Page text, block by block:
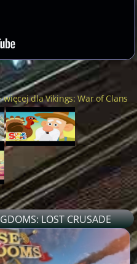
więcej dla Vikings: War of Clans
LOST CRUSADE